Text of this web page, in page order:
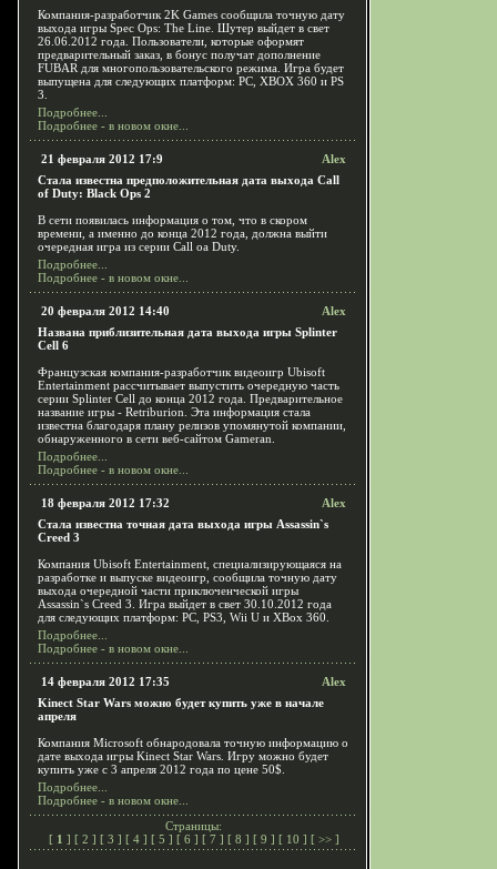
Компания-разработчик 2K Games сообщила точную дату
выхода игры Spec Ops: The Line. Шутер выйдет в свет
26.06.2012 года. Пользователи, которые оформят
предварительный заказ, в бонус получат дополнение
FUBAR для многопользовательского режима. Игра будет
выпущена для следующих платформ: PC, XBOX 360 и PS
3.
Подробнее...
Подробнее - в новом окне...
21 февраля 2012 17:9
Alex
Стала известна предположительная дата выхода Call
of Duty: Black Ops 2
В сети появилась информация о том, что в скором
времени, а именно до конца 2012 года, должна выйти
очередная игра из серии Call oа Duty.
Подробнее...
Подробнее - в новом окне...
20 февраля 2012 14:40
Alex
Названа приблизительная дата выхода игры Splinter
Cell 6
Французская компания-разработчик видеоигр Ubisoft
Entertainment рассчитывает выпустить очередную часть
серии Splinter Cell до конца 2012 года. Предварительное
название игры - Retriburion. Эта информация стала
известна благодаря плану релизов упомянутой компании,
обнаруженного в сети веб-сайтом Gameran.
Подробнее...
Подробнее - в новом окне...
18 февраля 2012 17:32
Alex
Стала известна точная дата выхода игры Assassin`s
Creed 3
Компания Ubisoft Entertainment, специализирующаяся на
разработке и выпуске видеоигр, сообщила точную дату
выхода очередной части приключенческой игры
Assassin`s Creed 3. Игра выйдет в свет 30.10.2012 года
для следующих платформ: PC, PS3, Wii U и XBox 360.
Подробнее...
Подробнее - в новом окне...
14 февраля 2012 17:35
Alex
Kinect Star Wars можно будет купить уже в начале
апреля
Компания Microsoft обнародовала точную информацию о
дате выхода игры Kinect Star Wars. Игру можно будет
купить уже с 3 апреля 2012 года по цене 50$.
Подробнее...
Подробнее - в новом окне...
Страницы:
[ 1 ] [ 2 ] [ 3 ] [ 4 ] [ 5 ] [ 6 ] [ 7 ] [ 8 ] [ 9 ] [ 10 ] [ >> ]